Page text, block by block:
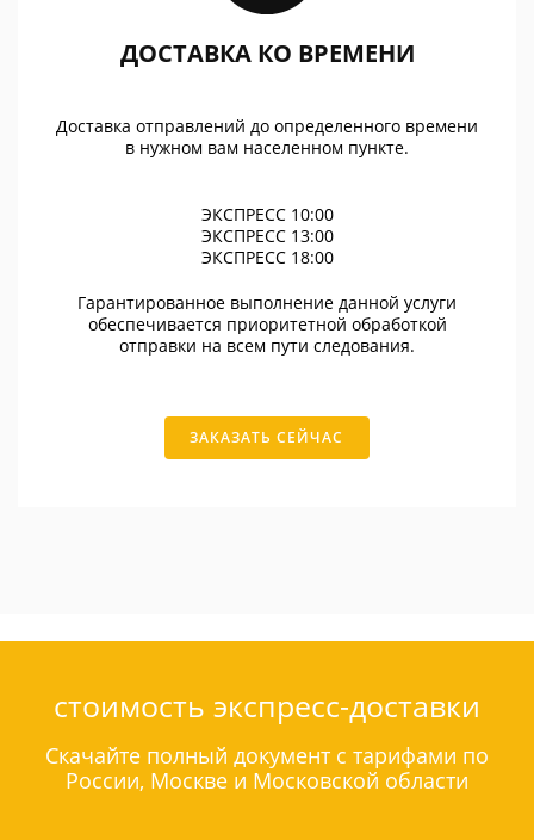
ДОСТАВКА КО ВРЕМЕНИ
Доставка отправлений до определенного времени
в нужном вам населенном пункте.
ЭКСПРЕСС 10:00
ЭКСПРЕСС 13:00
ЭКСПРЕСС 18:00
Гарантированное выполнение данной услуги
обеспечивается приоритетной обработкой
отправки на всем пути следования.
ЗАКАЗАТЬ СЕЙЧАС
стоимость экспресс-доставки
Скачайте полный документ с тарифами по
России, Москве и Московской области